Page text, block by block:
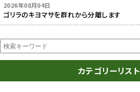
2026年08月04日
ゴリラのキヨマサを群れから分離します
カテゴリーリスト